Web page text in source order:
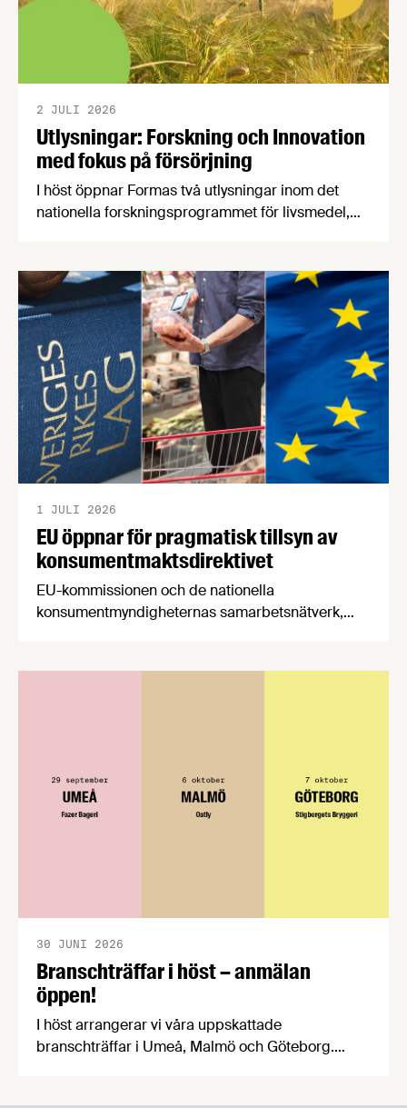
Utlysningar: Forskning och Innovation
med fokus på försörjning
2 JULI 2026
I höst öppnar Formas två utlysningar inom det
nationella forskningsprogrammet för livsmedel,
en motståndskraftig livsmedelsförsörjning", och
båda syftar till att bana väg för innovationer som
stärker Sveriges livsmedelsförsörjning.
EU öppnar för pragmatisk tillsyn av
konsumentmaktsdirektivet
1 JULI 2026
EU-kommissionen och de nationella
konsumentmyndigheternas samarbetsnätverk,
Branschträffar i höst – anmälan
öppen!
30 JUNI 2026
I höst arrangerar vi våra uppskattade
branschträffar i Umeå, Malmö och Göteborg.